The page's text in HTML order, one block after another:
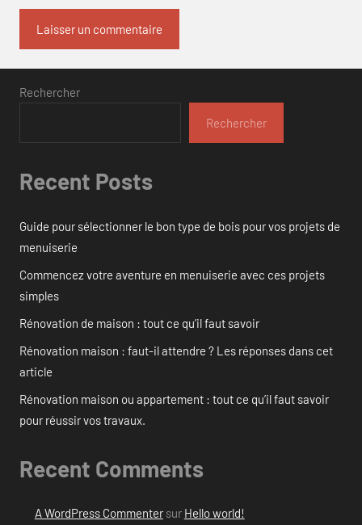
Rechercher
Rechercher
Recent Posts
Guide pour sélectionner le bon type de bois pour vos projets de
menuiserie
Commencez votre aventure en menuiserie avec ces projets
simples
Rénovation de maison : tout ce qu’il faut savoir
Rénovation maison : faut-il attendre ? Les réponses dans cet
article
Rénovation maison ou appartement : tout ce qu’il faut savoir
pour réussir vos travaux.
Recent Comments
A WordPress Commentersur Hello world!